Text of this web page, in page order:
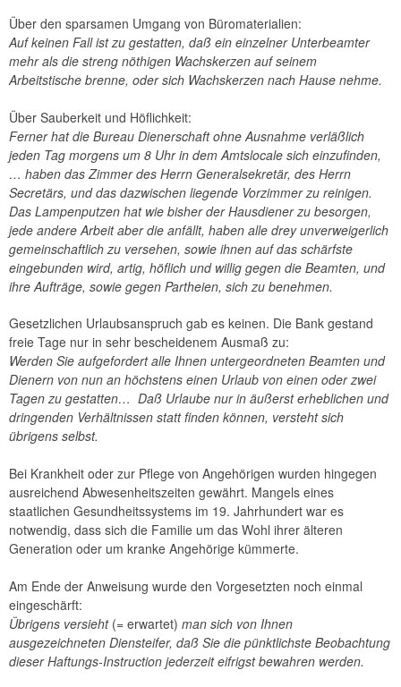
Forschungsförderung
Kunst und Kultur
Über den sparsamen Umgang von Büromaterialien:
Auf keinen Fall ist zu gestatten, daß ein einzelner Unterbeamter
mehr als die streng nöthigen Wachskerzen auf seinem
Arbeitstische brenne, oder sich Wachskerzen nach Hause nehme.
Über Sauberkeit und Höflichkeit:
Ferner hat die Bureau Dienerschaft ohne Ausnahme verläßlich
jeden Tag morgens um 8 Uhr in dem Amtslocale sich einzufinden,
… haben das Zimmer des Herrn Generalsekretär, des Herrn
Secretärs, und das dazwischen liegende Vorzimmer zu reinigen.
Das Lampenputzen hat wie bisher der Hausdiener zu besorgen,
jede andere Arbeit aber die anfällt, haben alle drey unverweigerlich
gemeinschaftlich zu versehen, sowie ihnen auf das schärfste
eingebunden wird, artig, höflich und willig gegen die Beamten, und
ihre Aufträge, sowie gegen Partheien, sich zu benehmen.
Gesetzlichen Urlaubsanspruch gab es keinen. Die Bank gestand
freie Tage nur in sehr bescheidenem Ausmaß zu:
Werden Sie aufgefordert alle Ihnen untergeordneten Beamten und
Dienern von nun an höchstens einen Urlaub von einen oder zwei
Tagen zu gestatten… Daß Urlaube nur in äußerst erheblichen und
dringenden Verhältnissen statt finden können, versteht sich
übrigens selbst.
Bei Krankheit oder zur Pflege von Angehörigen wurden hingegen
ausreichend Abwesenheitszeiten gewährt. Mangels eines
staatlichen Gesundheitssystems im 19. Jahrhundert war es
notwendig, dass sich die Familie um das Wohl ihrer älteren
Generation oder um kranke Angehörige kümmerte.
Am Ende der Anweisung wurde den Vorgesetzten noch einmal
eingeschärft:
Übrigens versieht (= erwartet) man sich von Ihnen
ausgezeichneten Diensteifer, daß Sie die pünktlichste Beobachtung
dieser Haftungs-Instruction jederzeit eifrigst bewahren werden.